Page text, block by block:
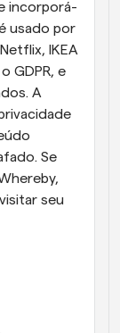
incorporá-
usado por
IKEA
GDPR, e
A
Se